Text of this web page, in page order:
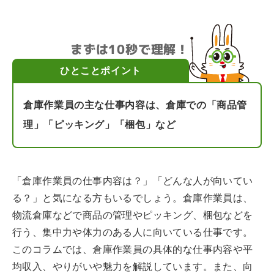
まずは10秒で理解！
ひとことポイント
倉庫作業員の主な仕事内容は、倉庫での「商品管
理」「ピッキング」「梱包」など
「倉庫作業員の仕事内容は？」「どんな人が向いてい
る？」と気になる方もいるでしょう。倉庫作業員は、
物流倉庫などで商品の管理やピッキング、梱包などを
行う、集中力や体力のある人に向いている仕事です。
このコラムでは、倉庫作業員の具体的な仕事内容や平
均収入、やりがいや魅力を解説しています。また、向